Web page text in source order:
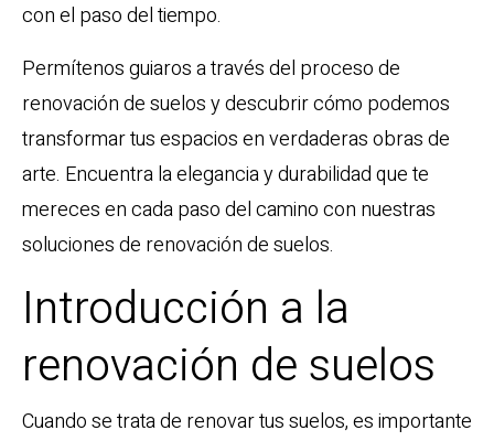
con el paso del tiempo.
Permítenos guiaros a través del proceso de
renovación de suelos y descubrir cómo podemos
transformar tus espacios en verdaderas obras de
arte. Encuentra la elegancia y durabilidad que te
mereces en cada paso del camino con nuestras
soluciones de renovación de suelos.
Introducción a la
renovación de suelos
Cuando se trata de renovar tus suelos, es importante